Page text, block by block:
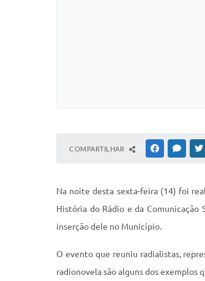
COMPARTILHAR FACEBOOK
Na noite desta sexta-feira (14) foi
História do Rádio e da
inserção dele no Município.
O evento que reuniu radialistas,
radionovela são alguns dos exemplos